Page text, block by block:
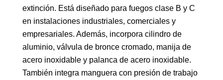
extinción. Está diseñado para fuegos clase B y C
en instalaciones industriales, comerciales y
empresariales. Además, incorpora cilindro de
aluminio, válvula de bronce cromado, manija de
acero inoxidable y palanca de acero inoxidable.
También integra manguera con presión de trabajo